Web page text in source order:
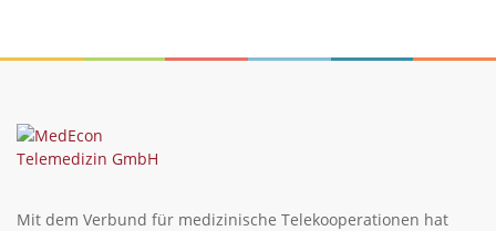
Mit dem Verbund für medizinische Telekooperationen hat